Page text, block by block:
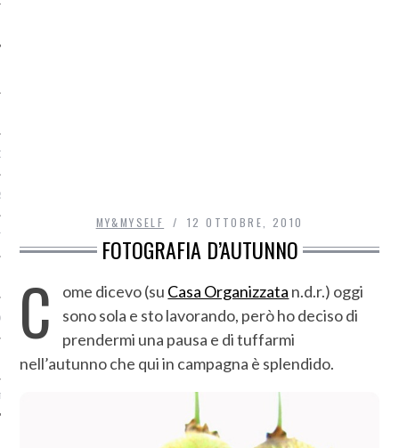
DI ACCESSO AI DATI
MY&MYSELF 12 OTTOBRE, 2010
FOTOGRAFIA D’AUTUNNO
C ome dicevo (su Casa Organizzata n.d.r.) oggi
sono sola e sto lavorando, però ho deciso di
prendermi una pausa e di tuffarmi
nell’autunno che qui in campagna è splendido.